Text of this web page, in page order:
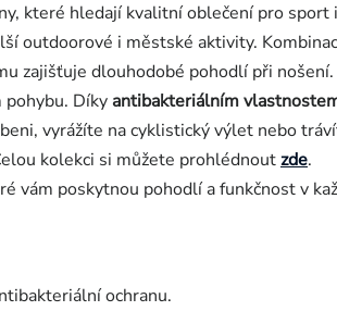
které hledají kvalitní oblečení pro sport
outdoorové i městské aktivity.
zajišťuje dlouhodobé pohodlí při nošení.
Díky antibakteriálním
vyrážíte na cyklistický výlet nebo
kolekci si můžete prohlédnoutzde.
vám poskytnou pohodlí a funkčnost v
ochranu.